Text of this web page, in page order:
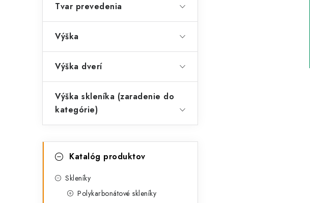
Tvar prevedenia
Výška
Výška dverí
Výška skleníka (zaradenie do
kategórie)
kategórieKatalóg produktov
Skleníky
Polykarbonátové skleníky